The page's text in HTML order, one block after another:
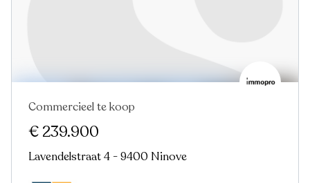
In optie
Commercieel te koop
€ 239.900
Lavendelstraat 4 - 9400 Ninove